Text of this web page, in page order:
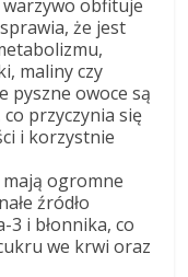
obfituje
że jest
maliny czy
pyszne owoce są
przyczynia się
i korzystnie
mają ogromne
źródło
3 i błonnika, co
we krwi oraz